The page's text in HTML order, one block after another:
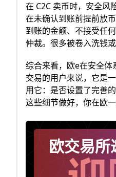
在 C2C 卖币时，安全风
在未确认到账前提前放
到账的金额、不接受任
仲裁。很多被卷入洗钱
综合来看，欧e在安全
交易的用户来说，它是
用它：是否设置了完善
这些细节做好，你在欧
欧交易所